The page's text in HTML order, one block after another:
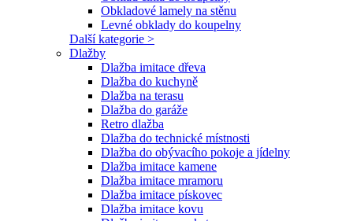
Obkladové lamely na stěnu
Levné obklady do koupelny
Další kategorie >
Dlažby
Dlažba imitace dřeva
Dlažba do kuchyně
Dlažba na terasu
Dlažba do garáže
Retro dlažba
Dlažba do technické místnosti
Dlažba do obývacího pokoje a jídelny
Dlažba imitace kamene
Dlažba imitace mramoru
Dlažba imitace pískovec
Dlažba imitace kovu